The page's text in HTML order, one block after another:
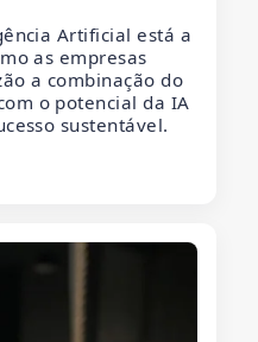
Artificial está a
as empresas
a combinação do
o potencial da IA
sustentável.